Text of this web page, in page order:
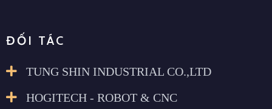
ĐỐI TÁC
TUNG SHIN INDUSTRIAL CO.,LTD
HOGITECH - ROBOT & CNC